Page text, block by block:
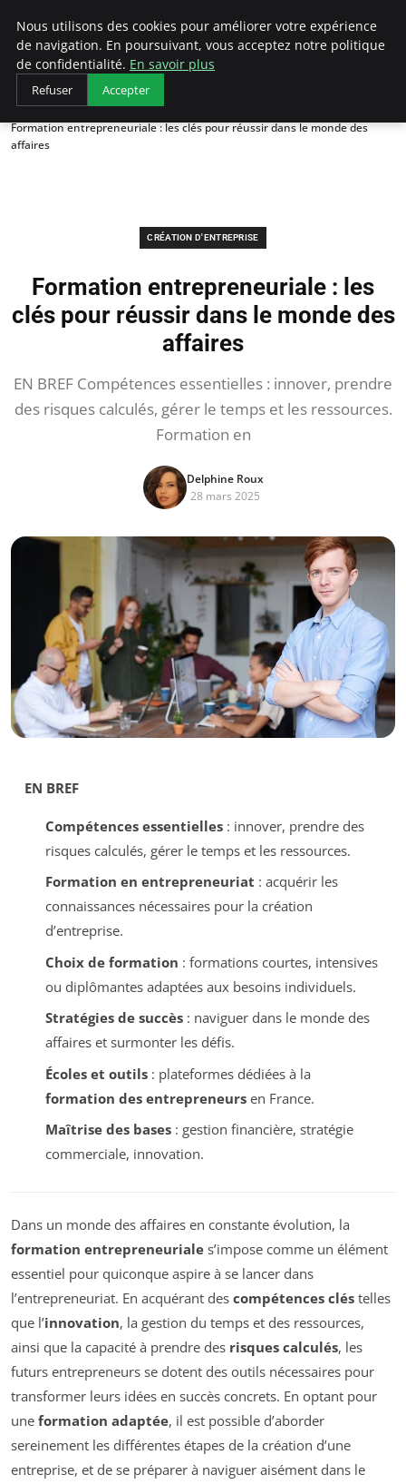
LECFCM
Accueil
Création d'entreprise
Formation entrepreneuriale : les clés pour réussir dans le monde des
affaires
CRÉATION D'ENTREPRISE
Formation entrepreneuriale : les
clés pour réussir dans le monde des
affaires
EN BREF Compétences essentielles : innover, prendre
des risques calculés, gérer le temps et les ressources.
Formation en
Delphine Roux
28 mars 2025
EN BREF
Compétences essentielles: innover, prendre des
risques calculés, gérer le temps et les ressources.
Formation en entrepreneuriat : acquérir les
connaissances nécessaires pour la création
d’entreprise.
Choix de formation : formations courtes, intensives
ou diplômantes adaptées aux besoins individuels.
Stratégies de succès: naviguer dans le monde des
affaires et surmonter les défis.
Écoles et outils: plateformes dédiées à la
formation des entrepreneursen France.
Maîtrise des bases: gestion financière, stratégie
commerciale, innovation.
Dans un monde des affaires en constante évolution, la
formation entrepreneuriale s’impose comme un élément
essentiel pour quiconque aspire à se lancer dans
l’entrepreneuriat. En acquérant des compétences clés telles
que l’innovation, la gestion du temps et des ressources,
ainsi que la capacité à prendre des risques calculés, les
futurs entrepreneurs se dotent des outils nécessaires pour
transformer leurs idées en succès concrets. En optant pour
une formation adaptée, il est possible d’aborder
sereinement les différentes étapes de la création d’une
entreprise, et de se préparer à naviguer aisément dans le
Nous utilisons des cookies pour améliorer votre expérience
de navigation. En poursuivant, vous acceptez notre politique
de confidentialité. En savoir plus
Refuser Accepter